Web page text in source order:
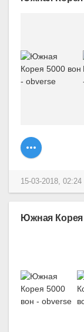
15-03-2018, 02:24
Южная Корея